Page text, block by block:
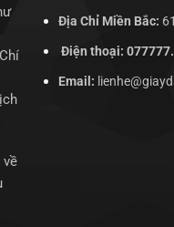
Địa Chỉ Miền Bắc:
Điện thoại:
Email: